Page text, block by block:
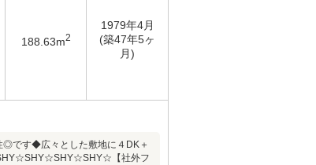
188.63m2
1979年4月
(築47年5ヶ
月)
です◆広々とした敷地に４DK＋
【社外フ